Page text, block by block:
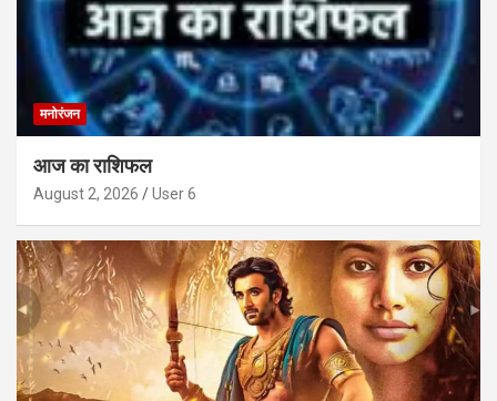
मनोरंजन
आज का राशिफल
August 2, 2026 User 6